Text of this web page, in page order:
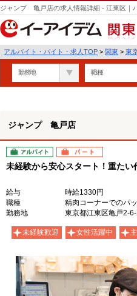
ジャンプ 亀戸店の求人情報詳細 - 江東区｜
関東
アルバイト・バイト・求人TOP > 関東 > 東
勤務地 職種
ジャンプ 亀戸店
アルバイト パート
未経験から安心スタート！重たい
給与
時給1330円
職種
精肉コーナーでのパ
勤務地
東京都江東区亀戸2-
未経験歓迎 女性活躍中